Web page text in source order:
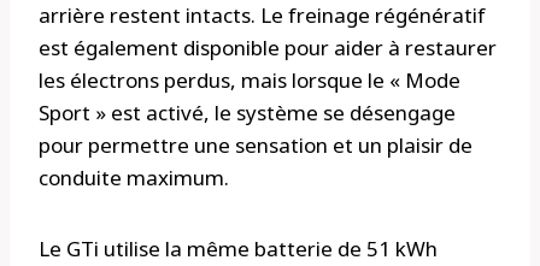
arrière restent intacts. Le freinage régénératif
est également disponible pour aider à restaurer
les électrons perdus, mais lorsque le « Mode
Sport » est activé, le système se désengage
pour permettre une sensation et un plaisir de
conduite maximum.
Le GTi utilise la même batterie de 51 kWh